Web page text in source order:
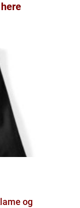
og